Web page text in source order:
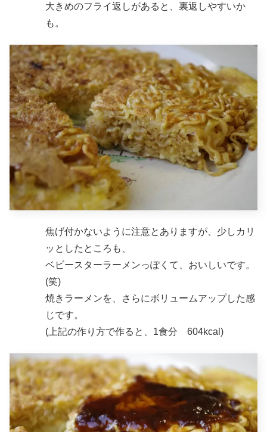
大きめのフライ返しがあると、裏返しやすいか
も。
焦げ付かないように注意とありますが、少しカリ
ッとしたところも、
ベビースターラーメンっぽくて、おいしいです。
(笑)
焼きラーメンを、さらにボリュームアップした感
じです。
(上記の作り方で作ると、1食分 604kcal)